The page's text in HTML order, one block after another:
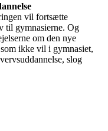
vil fortsætte
til gymnasierne. Og
om den nye
ikke vil i gymnasiet,
slog